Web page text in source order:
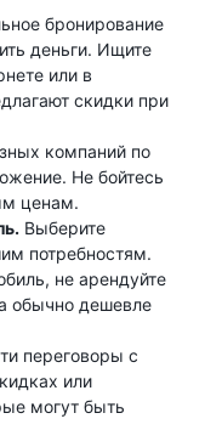
бронирование
деньги. Ищите
или в
скидки при
компаний по
Не бойтесь
ценам.
Выберите
потребностям.
не арендуйте
обычно дешевле
переговоры с
или
могут быть